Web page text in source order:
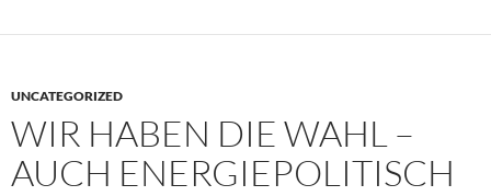
UNCATEGORIZED
WIR HABEN DIE WAHL –
AUCH ENERGIEPOLITISCH